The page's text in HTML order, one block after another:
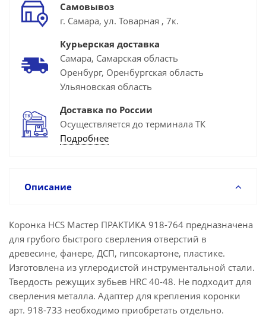
Самовывоз
г. Самара, ул. Товарная , 7к.
Курьерская доставка
Самара, Самарская область
Оренбург, Оренбургская область
Ульяновская область
Доставка по России
Осуществляется до терминала ТК
Подробнее
Описание
Коронка HCS Мастер ПРАКТИКА 918-764 предназначена
для грубого быстрого сверления отверстий в
древесине, фанере, ДСП, гипсокартоне, пластике.
Изготовлена из углеродистой инструментальной стали.
Твердость режущих зубьев HRC 40-48. Не подходит для
сверления металла. Адаптер для крепления коронки
арт. 918-733 необходимо приобретать отдельно.